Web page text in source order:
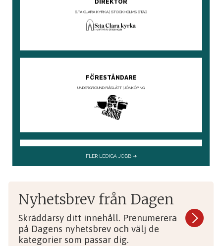
Nyhetsbrev från Dagen
Skräddarsy ditt innehåll. Prenumerera
på Dagens nyhetsbrev och välj de
kategorier som passar dig.